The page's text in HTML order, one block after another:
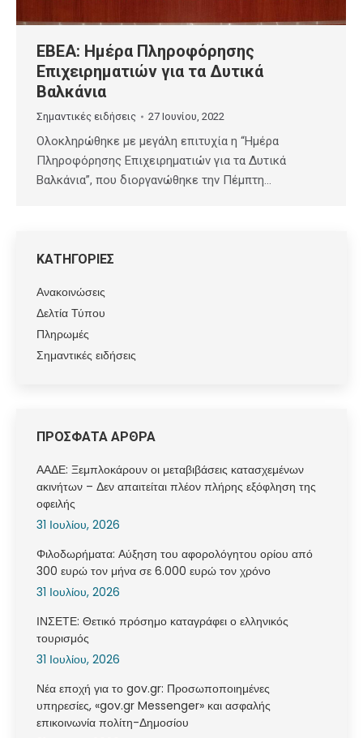
ΕΒΕΑ: Ημέρα Πληροφόρησης
Επιχειρηματιών για τα Δυτικά
Βαλκάνια
Σημαντικές ειδήσεις 27 Ιουνίου, 2022
Ολοκληρώθηκε με μεγάλη επιτυχία η “Ημέρα
Πληροφόρησης Επιχειρηματιών για τα Δυτικά
Βαλκάνια”, που διοργανώθηκε την Πέμπτη…
ΚΑΤΗΓΟΡΙΕΣ
Ανακοινώσεις
Δελτία Τύπου
Πληρωμές
Σημαντικές ειδήσεις
ΠΡΟΣΦΑΤΑ ΑΡΘΡΑ
ΑΑΔΕ: Ξεμπλοκάρουν οι μεταβιβάσεις κατασχεμένων
ακινήτων – Δεν απαιτείται πλέον πλήρης εξόφληση της
οφειλής
31 Ιουλίου, 2026
Φιλοδωρήματα: Αύξηση του αφορολόγητου ορίου από
300 ευρώ τον μήνα σε 6.000 ευρώ τον χρόνο
31 Ιουλίου, 2026
ΙΝΣΕΤΕ: Θετικό πρόσημο καταγράφει ο ελληνικός
τουρισμός
31 Ιουλίου, 2026
Νέα εποχή για το gov.gr: Προσωποποιημένες
υπηρεσίες, «gov.gr Messenger» και ασφαλής
επικοινωνία πολίτη-Δημοσίου